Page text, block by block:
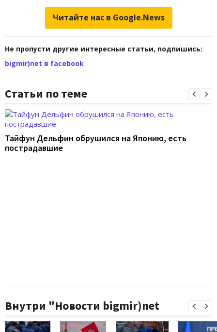
Читайте нас в Google.News
Не пропусти другие интересные статьи, подпишись:
bigmir)net в facebook
Статьи по теме
Тайфун Дельфин обрушился на Японию, есть
пострадавшие
Внутри "Новости bigmir)net